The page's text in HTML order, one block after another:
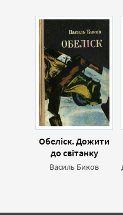
Обеліск. Дожити
до світанку
Василь Биков